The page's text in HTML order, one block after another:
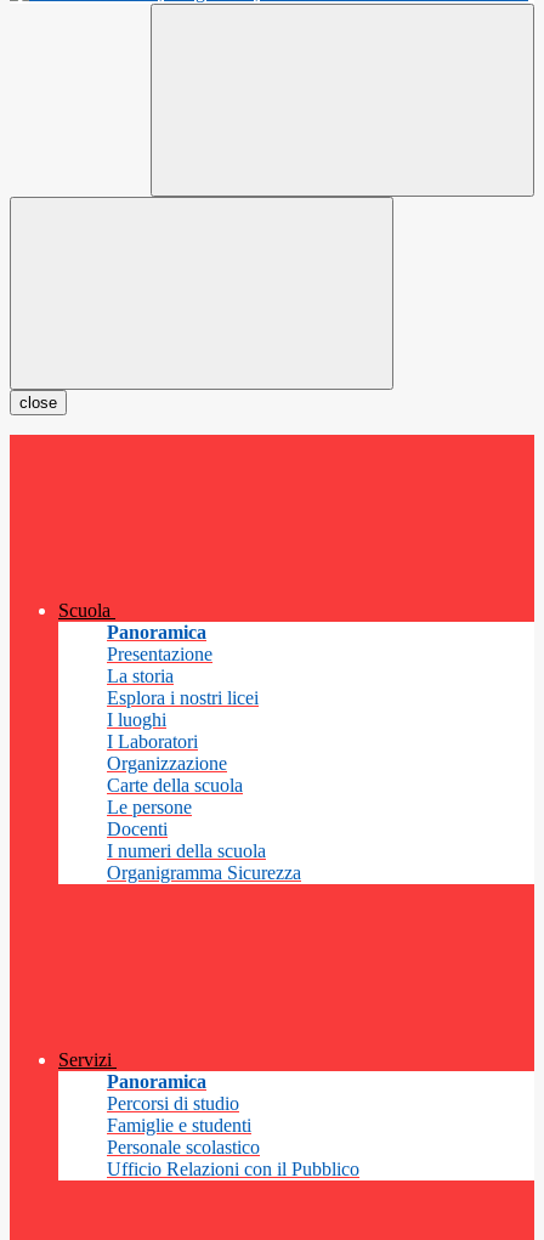
close
Scuola
Panoramica
Presentazione
La storia
Esplora i nostri licei
I luoghi
I Laboratori
Organizzazione
Carte della scuola
Le persone
Docenti
I numeri della scuola
Organigramma Sicurezza
Servizi
Panoramica
Percorsi di studio
Famiglie e studenti
Personale scolastico
Ufficio Relazioni con il Pubblico